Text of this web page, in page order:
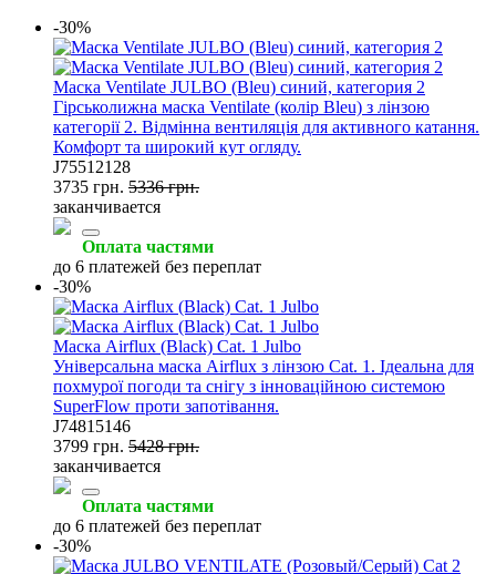
-30%
Маска Ventilate JULBO (Bleu) синий, категория 2
Гірськолижна маска Ventilate (колір Bleu) з лінзою
категорії 2. Відмінна вентиляція для активного катання.
Комфорт та широкий кут огляду.
J75512128
3735 грн. 5336 грн.
заканчивается
Оплата частями
до 6 платежей без переплат
-30%
Маска Airflux (Black) Cat. 1 Julbo
Універсальна маска Airflux з лінзою Cat. 1. Ідеальна для
похмурої погоди та снігу з інноваційною системою
SuperFlow проти запотівання.
J74815146
3799 грн. 5428 грн.
заканчивается
Оплата частями
до 6 платежей без переплат
-30%